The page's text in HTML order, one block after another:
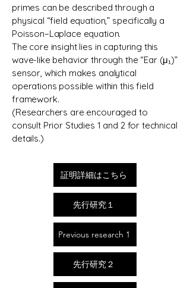
primes can be described through a
physical “field equation,” specifically a
Poisson–Laplace equation.
The core insight lies in capturing this
wave-like behavior through the “Ear (μ₁)”
sensor, which makes analytical
operations possible within this field
framework.
(Researchers are encouraged to
consult Prior Studies 1 and 2 for technical
details.)
証明詳細はこちら
先行研究１
Previous research 1
先行研究２